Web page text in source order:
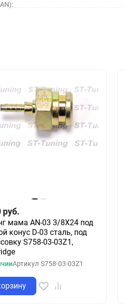
руб.
мама AN-03 3/8X24 под
конус D-03 сталь, под
S758-03-03Z1,
Артикул S758-03-03Z1